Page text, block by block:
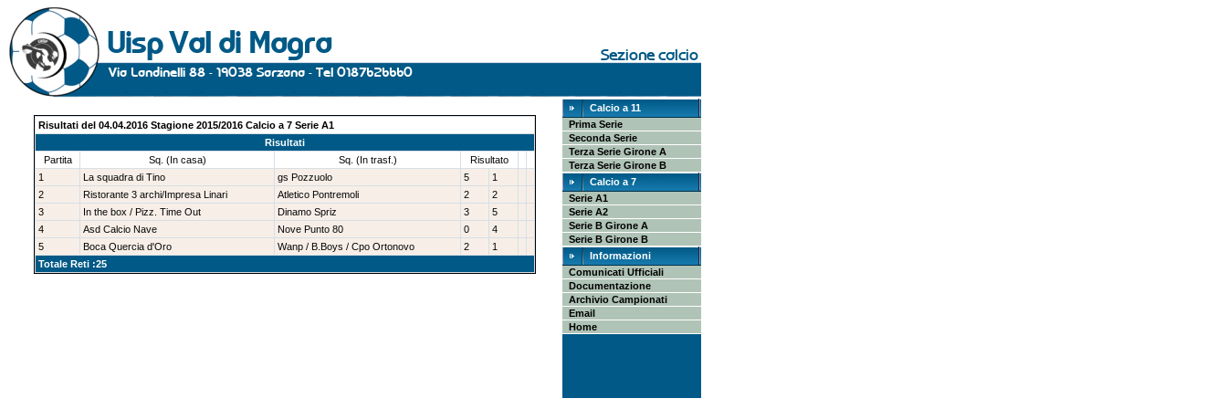
Risultati del 04.04.2016 Stagione 2015/2016 Calcio a 7 Serie A1
Risultati
Partita
Sq. (In casa) Sq. (In trasf.)
Risultato
1
La squadra di Tino gs Pozzuolo 5
1
2
Ristorante 3 archi/Impresa Linari Atletico Pontremoli 2
2
3
In the box / Pizz. Time Out Dinamo Spriz 3
5
4
Asd Calcio Nave Nove Punto 80 0
4
5
Boca Quercia d'Oro Wanp / B.Boys / Cpo Ortonovo 2
1
Totale Reti :25
Calcio a 11
Prima Serie
Seconda Serie
Terza Serie Girone A
Terza Serie Girone B
Calcio a 7
Serie A1
Serie A2
Serie B Girone A
Serie B Girone B
Informazioni
Comunicati Ufficiali
Documentazione
Archivio Campionati
Email
Home